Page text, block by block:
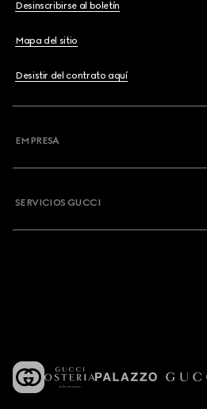
Desinscribirse al boletín
Mapa del sitio
Desistir del contrato aquí
EMPRESA
SERVICIOS GUCCI